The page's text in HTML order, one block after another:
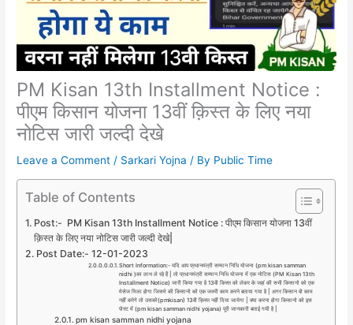
PM Kisan 13th Installment Notice :
पीएम किसान योजना 13वीं क़िस्त के लिए नया
नोटिस जारी जल्दी देखे
Leave a Comment / Sarkari Yojna / By Public Time
Table of Contents
Post:- PM Kisan 13th Installment Notice : पीएम किसान योजना 13वीं
क़िस्त के लिए नया नोटिस जारी जल्दी देखे|
Post Date:- 12-01-2023
Short Information:- यदि आप प्रधानमंत्री सम्मान निधि योजना (pm kisan samman
nidhi )का लाभ ले रहे हैं | तो प्रधानमंत्री सम्मान निधि योजना में एक नोटिस (PM Kisan 13th
Installment Notice) जारी किया गया है 13वी किस्त को लेकर के जहां की सभी किसानो को एक
मेसेज मिला होगा जिसमे की किसानो को एक जरुरी काम करने बताया गया है | अगर किसान वो काम
नहीं करेगे तो उसको(pmkisan) 13वी क़िस्त नहीं दिया जायेगा | क्या करना होगा किसानो को इस
पोस्ट में (pm kisan samman nidhi yojana) पूरी जानकारी बताई गयी है |
pm kisan samman nidhi yojana